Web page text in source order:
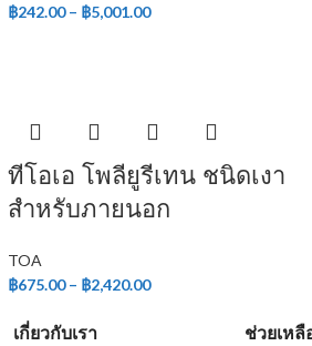
฿242.00 – ฿5,001.00
ทีโอเอ โพลียูรีเทน ชนิดเงา
สำหรับภายนอก
TOA
฿675.00 – ฿2,420.00
เกี่ยวกับเรา ช่วยเหลื